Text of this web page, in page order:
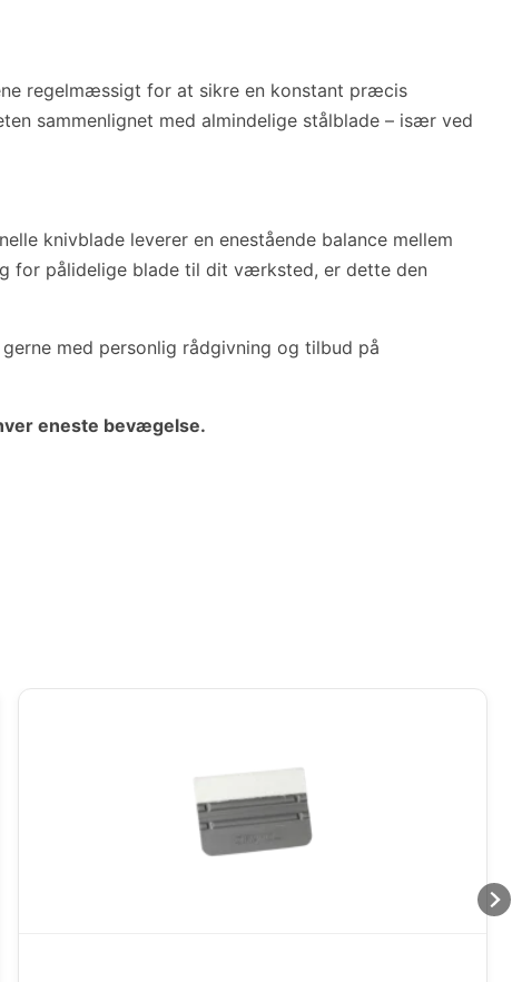
regelmæssigt for at sikre en konstant præcis
sammenlignet med almindelige stålblade – især ved
knivblade leverer en enestående balance mellem
for pålidelige blade til dit værksted, er dette den
med personlig rådgivning og tilbud på
eneste bevægelse.